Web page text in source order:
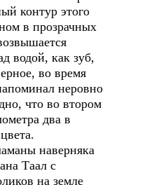
контур этого
в прозрачных
водой, как зуб,
во время
неровно
что во втором
два в
наверняка
Таал с
на земле